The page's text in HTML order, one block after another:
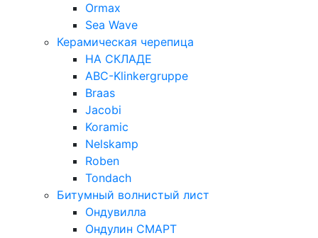
Ormax
Sea Wave
Керамическая черепица
НА СКЛАДЕ
ABC-Klinkergruppe
Braas
Jacobi
Koramic
Nelskamp
Roben
Tondach
Битумный волнистый лист
Ондувилла
Ондулин СМАРТ